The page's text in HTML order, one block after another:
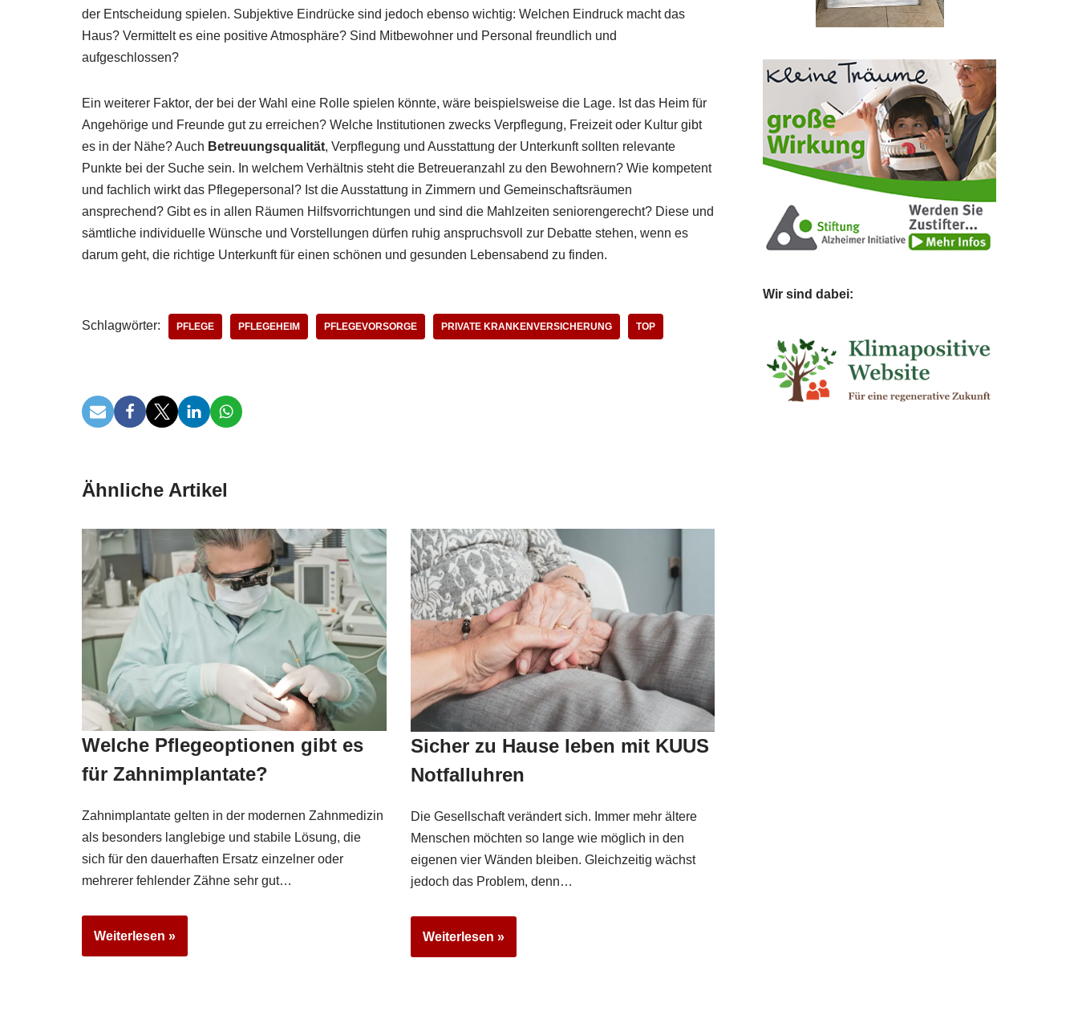
der Entscheidung spielen. Subjektive Eindrücke sind jedoch ebenso wichtig: Welchen Eindruck macht das
Haus? Vermittelt es eine positive Atmosphäre? Sind Mitbewohner und Personal freundlich und
aufgeschlossen?
Ein weiterer Faktor, der bei der Wahl eine Rolle spielen könnte, wäre beispielsweise die Lage. Ist das Heim für
Angehörige und Freunde gut zu erreichen? Welche Institutionen zwecks Verpflegung, Freizeit oder Kultur gibt
es in der Nähe? Auch Betreuungsqualität, Verpflegung und Ausstattung der Unterkunft sollten relevante
Punkte bei der Suche sein. In welchem Verhältnis steht die Betreueranzahl zu den Bewohnern? Wie kompetent
und fachlich wirkt das Pflegepersonal? Ist die Ausstattung in Zimmern und Gemeinschaftsräumen
ansprechend? Gibt es in allen Räumen Hilfsvorrichtungen und sind die Mahlzeiten seniorengerecht? Diese und
sämtliche individuelle Wünsche und Vorstellungen dürfen ruhig anspruchsvoll zur Debatte stehen, wenn es
darum geht, die richtige Unterkunft für einen schönen und gesunden Lebensabend zu finden.
Schlagwörter: PFLEGE PFLEGEHEIM PFLEGEVORSORGE PRIVATE KRANKENVERSICHERUNG TOP
Ähnliche Artikel
Welche Pflegeoptionen gibt es
für Zahnimplantate?
Zahnimplantate gelten in der modernen Zahnmedizin
als besonders langlebige und stabile Lösung, die
sich für den dauerhaften Ersatz einzelner oder
mehrerer fehlender Zähne sehr gut…
Weiterlesen »
Sicher zu Hause leben mit KUUS
Notfalluhren
Die Gesellschaft verändert sich. Immer mehr ältere
Menschen möchten so lange wie möglich in den
eigenen vier Wänden bleiben. Gleichzeitig wächst
jedoch das Problem, denn…
Weiterlesen »
Wir sind dabei: